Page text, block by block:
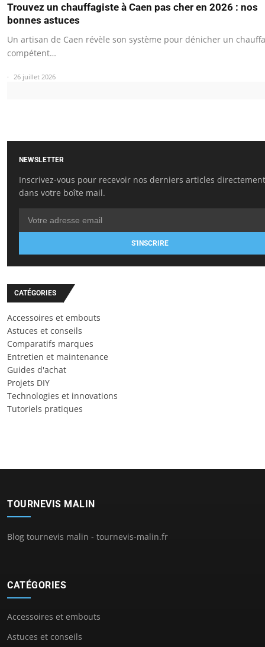
Trouvez un chauffagiste à Caen pas cher en 2026 : nos
bonnes astuces
Un artisan de Caen révèle son système pour dénicher un
compétent…
26 juillet 2026
NEWSLETTER
Inscrivez-vous pour recevoir nos derniers articles directement
dans votre boîte mail.
S'INSCRIRE
CATÉGORIES
Accessoires et embouts
Astuces et conseils
Comparatifs marques
Entretien et maintenance
Guides d'achat
Projets DIY
Technologies et innovations
Tutoriels pratiques
TOURNEVIS MALIN
Blog tournevis malin - tournevis-malin.fr
CATÉGORIES
Accessoires et embouts
Astuces et conseils